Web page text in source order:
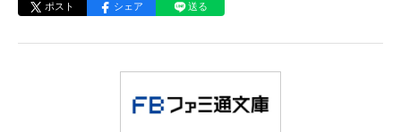
ポスト シェア 送る